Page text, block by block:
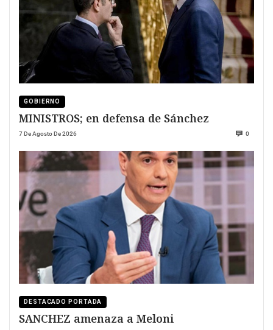
GOBIERNO
MINISTROS; en defensa de Sánchez
7 De Agosto De 2026 0
DESTACADO PORTADA
SANCHEZ amenaza a Meloni